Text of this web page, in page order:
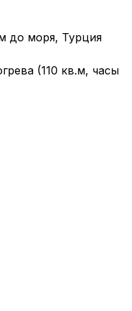
до моря, Турция
(110 кв.м, часы